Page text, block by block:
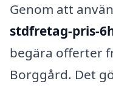
Genom att
stdfretag-pris-
begära offerter
Borggård. Det